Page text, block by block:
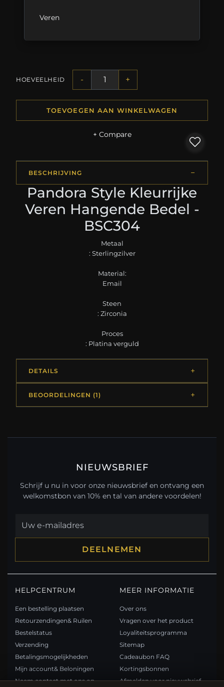
Veren
HOEVEELHEID - +
TOEVOEGEN AAN WINKELWAGEN
+ Compare
BESCHRIJVING
Pandora Style Kleurrijke
Veren Hangende Bedel -
BSC304
Metaal
: Sterlingzilver
Material:
Email
Steen
: Zirconia
Proces
: Platina verguld
DETAILS
BEOORDELINGEN (1)
NIEUWSBRIEF
Schrijf u nu in voor onze nieuwsbrief en ontvang een
welkomstbon van 10% en tal van andere voordelen!
DEELNEMEN
HELPCENTRUM
Een bestelling plaatsen
Retourzendingen& Ruilen
Bestelstatus
Verzending
Betalingsmogelijkheden
Mijn account& Beloningen
Neem contact met ons op
MEER INFORMATIE
Over ons
Vragen over het product
Loyaliteitsprogramma
Sitemap
Cadeaubon FAQ
Kortingsbonnen
Afmelden voor nieuwsbrief